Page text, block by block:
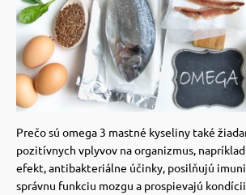
so psom
poukazy
Prečo sú omega 3 mastné kyseliny také
pozitívnych vplyvov na organizmus,
efekt, antibakteriálne účinky, posilňujú
správnu funkciu mozgu a prospievajú